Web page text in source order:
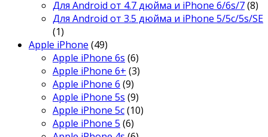
Для Android от 4.7 дюйма и iPhone 6/6s/7(8)
Для Android от 3.5 дюйма и iPhone 5/5c/5s/SE
(1)
Apple iPhone (49)
Apple iPhone 6s (6)
Apple iPhone 6+ (3)
Apple iPhone 6 (9)
Apple iPhone 5s (9)
Apple iPhone 5c(10)
Apple iPhone 5 (6)